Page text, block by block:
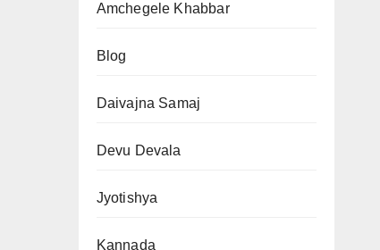
Amchegele Khabbar
Blog
Daivajna Samaj
Devu Devala
Jyotishya
Kannada